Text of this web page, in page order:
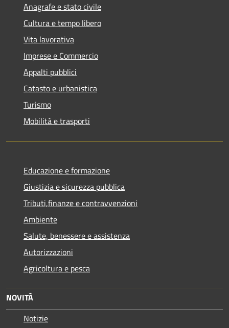
Anagrafe e stato civile
Cultura e tempo libero
Vita lavorativa
Imprese e Commercio
Appalti pubblici
Catasto e urbanistica
Turismo
Mobilità e trasporti
Educazione e formazione
Giustizia e sicurezza pubblica
Tributi,finanze e contravvenzioni
Ambiente
Salute, benessere e assistenza
Autorizzazioni
Agricoltura e pesca
NOVITÀ
Notizie